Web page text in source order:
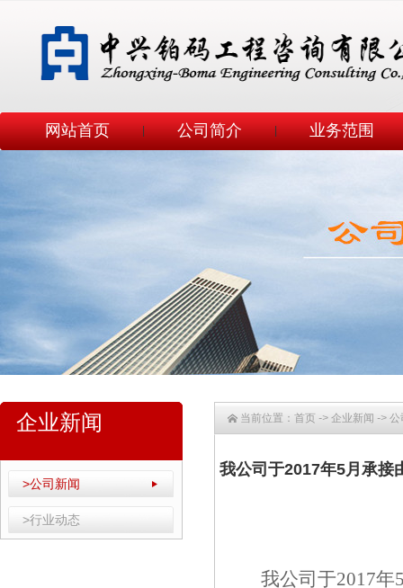
网站首页 公司简介 业务范围
企业新闻
>公司新闻
>行业动态
当前位置： 首页 -> 企业新闻 -> 公
我公司于2017年5月承接
我公司于2017